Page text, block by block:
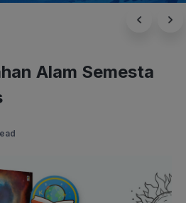
Alam Semesta